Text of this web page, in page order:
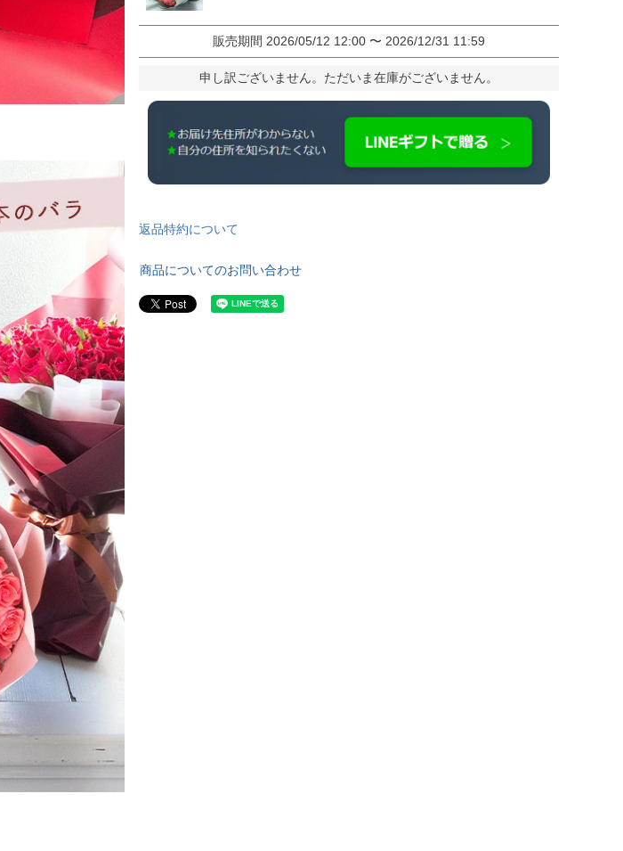
販売期間 2026/05/12 12:00 〜 2026/12/31 11:59
申し訳ございません。ただいま在庫がございません。
返品特約について
商品についてのお問い合わせ